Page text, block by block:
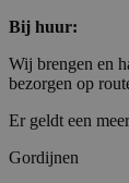
Bij huur:
Wij brengen en
bezorgen op
Er geldt een
Gordijnen